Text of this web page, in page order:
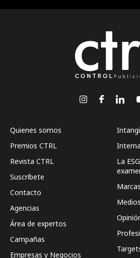
Quienes somos
Premios CTRL
Revista CTRL
Suscríbete
Contacto
Agencias
Área de expertos
Campañas
Empresas y Negocios
La
Medios